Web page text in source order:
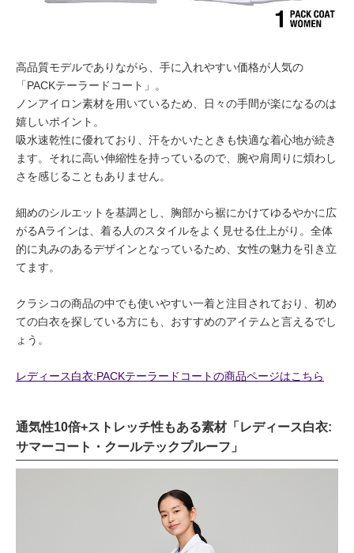
高品質モデルでありながら、手に入れやすい価格が人気の
「PACKテーラードコート」。
ノンアイロン素材を用いているため、日々の手間が楽になるのは
嬉しいポイント。
吸水速乾性に優れており、汗をかいたときも快適な着心地が続き
ます。それに高い伸縮性を持っているので、腕や肩周りに煩わし
さを感じることもありません。
細めのシルエットを基調とし、胸部から裾にかけてゆるやかに広
がるAラインは、着る人のスタイルをよく見せる仕上がり。全体
的に丸みのあるデザインとなっているため、女性の魅力を引き立
てます。
クラシコの商品の中でも使いやすい一着と注目されており、初め
ての白衣を探している方にも、おすすめのアイテムと言えるでし
ょう。
レディース白衣:PACKテーラードコートの商品ページはこちら
通気性10倍+ストレッチ性もある素材「レディース白衣:
サマーコート・クールテックプルーフ」